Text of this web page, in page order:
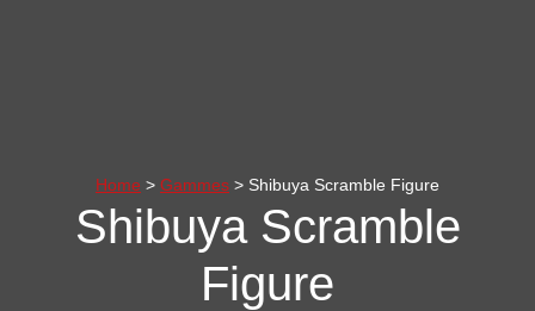
Home > Gammes > Shibuya Scramble Figure
Shibuya Scramble
Figure